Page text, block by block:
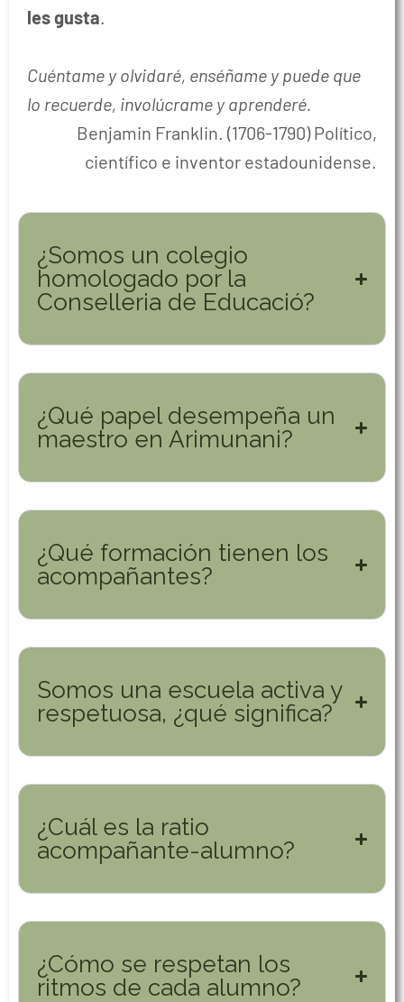
les gusta.
Cuéntame y olvidaré, enséñame y puede que
lo recuerde, involúcrame y aprenderé.
Benjamin Franklin. (1706-1790) Político,
científico e inventor estadounidense.
¿Somos un colegio
homologado por la
Conselleria de Educació?
¿Qué papel desempeña un
maestro en Arimunani?
¿Qué formación tienen los
acompañantes?
Somos una escuela activa y
respetuosa, ¿qué significa?
¿Cuál es la ratio
acompañante-alumno?
¿Cómo se respetan los
ritmos de cada alumno?